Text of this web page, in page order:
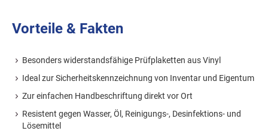
Vorteile & Fakten
Besonders widerstandsfähige Prüfplaketten aus Vinyl
Ideal zur Sicherheitskennzeichnung von Inventar und Eigentum
Zur einfachen Handbeschriftung direkt vor Ort
Resistent gegen Wasser, Öl, Reinigungs-, Desinfektions- und
Lösemittel